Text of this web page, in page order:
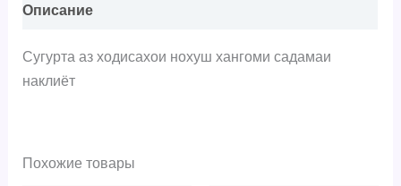
Описание
Сугурта аз ходисахои нохуш хангоми садамаи
наклиёт
Похожие товары